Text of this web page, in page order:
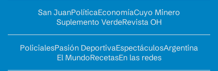
San JuanPolíticaEconomíaCuyo Minero
Suplemento VerdeRevista OH
PolicialesPasión DeportivaEspectáculosArgentina
El MundoRecetasEn las redes